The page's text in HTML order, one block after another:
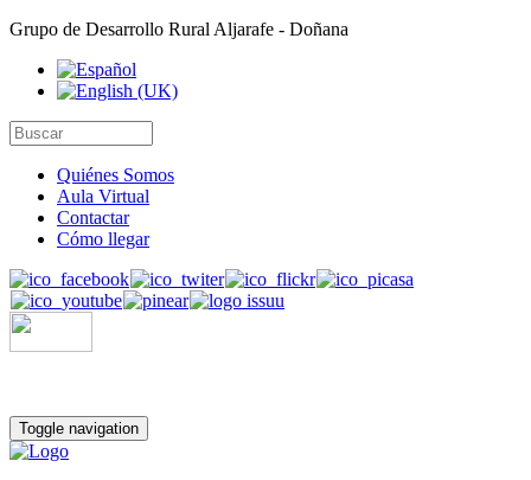
Grupo de Desarrollo Rural Aljarafe - Doñana
Quiénes Somos
Aula Virtual
Contactar
Cómo llegar
Toggle navigation